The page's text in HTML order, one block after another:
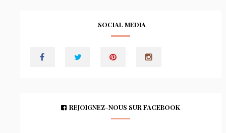
SOCIAL MEDIA
REJOIGNEZ-NOUS SUR FACEBOOK